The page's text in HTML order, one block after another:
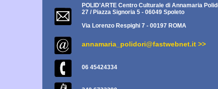
POLID'ARTE Centro Culturale di Annamaria
27 / Piazza Signoria 5 - 06049 Spoleto
Via Lorenzo Respighi 7 - 00197 ROMA
annamaria_polidori@fastwebnet.it >>
06 45424334